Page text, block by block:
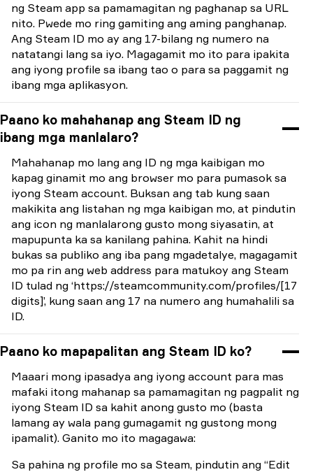
ng Steam app sa pamamagitan ng paghanap sa URL
nito. Pwede mo ring gamiting ang aming panghanap.
Ang Steam ID mo ay ang 17-bilang ng numero na
natatangi lang sa iyo. Magagamit mo ito para ipakita
ang iyong profile sa ibang tao o para sa paggamit ng
ibang mga aplikasyon.
Paano ko mahahanap ang Steam ID ng
ibang mga manlalaro?
Mahahanap mo lang ang ID ng mga kaibigan mo
kapag ginamit mo ang browser mo para pumasok sa
iyong Steam account. Buksan ang tab kung saan
makikita ang listahan ng mga kaibigan mo, at pindutin
ang icon ng manlalarong gusto mong siyasatin, at
mapupunta ka sa kanilang pahina. Kahit na hindi
bukas sa publiko ang iba pang mgadetalye, magagamit
mo pa rin ang web address para matukoy ang Steam
ID tulad ng ‘https://steamcommunity.com/profiles/[17
digits]’, kung saan ang 17 na numero ang humahalili sa
ID.
Paano ko mapapalitan ang Steam ID ko?
Maaari mong ipasadya ang iyong account para mas
mafaki itong mahanap sa pamamagitan ng pagpalit ng
iyong Steam ID sa kahit anong gusto mo (basta
lamang ay wala pang gumagamit ng gustong mong
ipamalit). Ganito mo ito magagawa:
Sa pahina ng profile mo sa Steam, pindutin ang “Edit